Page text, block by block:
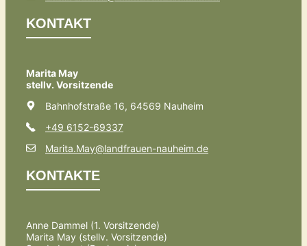
KONTAKT
Marita May
stellv. Vorsitzende
Bahnhofstraße 16, 64569 Nauheim
+49 6152-69337
Marita.May@landfrauen-nauheim.de
KONTAKTE
Anne Dammel (1. Vorsitzende)
Marita May (stellv. Vorsitzende)